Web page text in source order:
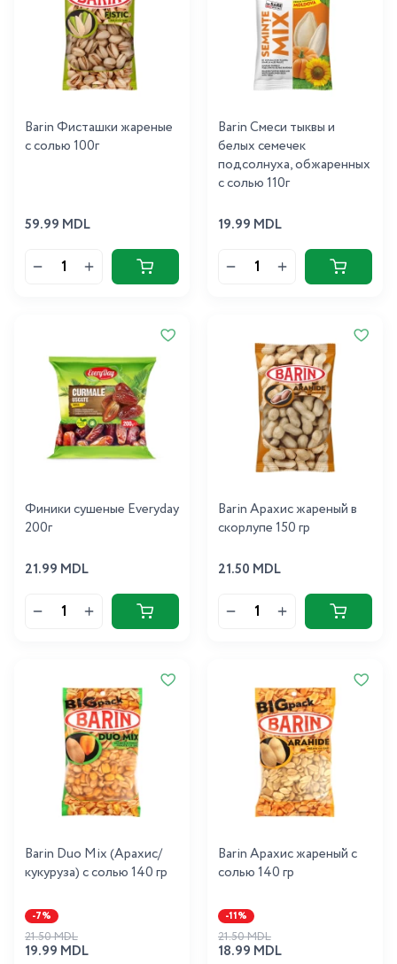
Barin Фисташки жареные
с солью 100г
59.99 MDL
Barin Cмеси тыквы и
белых семечек
подсолнуха, обжаренных
с солью 110г
19.99 MDL
Финики сушеные Everyday
200г
21.99 MDL
Barin Арахис жареный в
скорлупе 150 гр
21.50 MDL
Barin Duo Mix (Арахис/
кукуруза) с солью 140 гр
-7%
19.99 MDL
21.50 MDL
Barin Арахис жареный с
солью 140 гр
-11%
18.99 MDL
21.50 MDL